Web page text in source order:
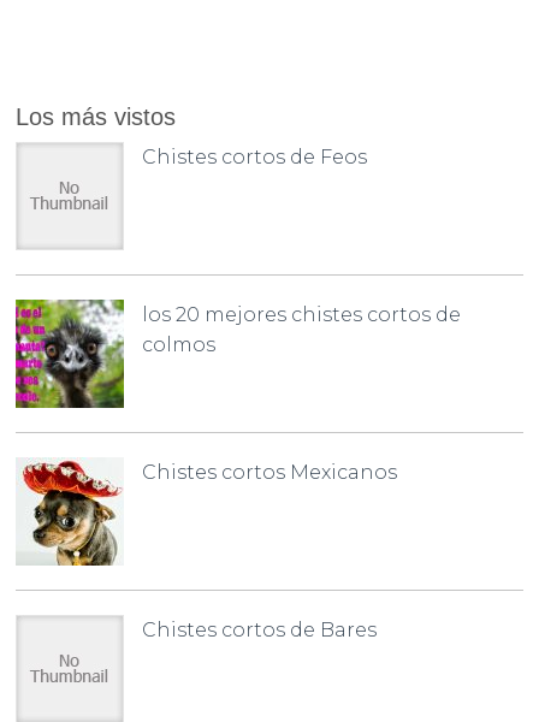
Los más vistos
Chistes cortos de Feos
los 20 mejores chistes cortos de
colmos
Chistes cortos Mexicanos
Chistes cortos de Bares